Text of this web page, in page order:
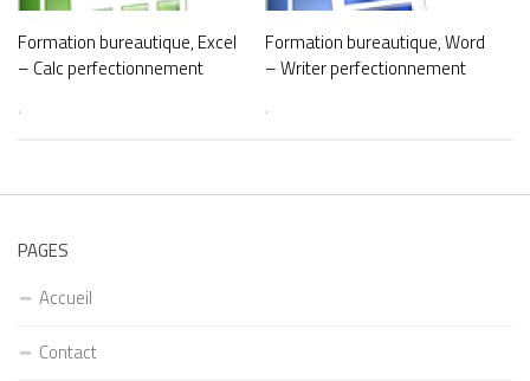
Formation bureautique, Excel
– Calc perfectionnement
.
Formation bureautique, Word
– Writer perfectionnement
.
PAGES
Accueil
Contact